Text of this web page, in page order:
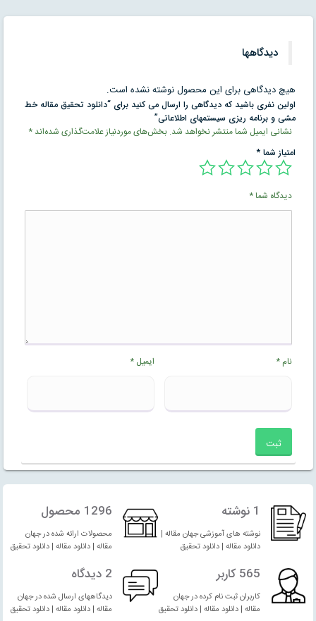
دیدگاهها
هیچ دیدگاهی برای این محصول نوشته نشده است.
اولین نفری باشید که دیدگاهی را ارسال می کنید برای “دانلود تحقیق مقاله خط
مشی و برنامه ريزی سيستمهای اطلاعاتی”
نشانی ایمیل شما منتشر نخواهد شد. بخش‌های موردنیاز علامت‌گذاری شده‌اند*
امتیاز شما*
دیدگاه شما*
نام* ایمیل*
1 نوشته
نوشته های آموزشی جهان مقاله |
دانلود مقاله | دانلود تحقیق
1296 محصول
محصولات ارائه شده در جهان
مقاله | دانلود مقاله | دانلود تحقیق
565 کاربر
کاربران ثبت نام کرده در جهان
مقاله | دانلود مقاله | دانلود تحقیق
2 دیدگاه
دیدگاههای ارسال شده در جهان
مقاله | دانلود مقاله | دانلود تحقیق